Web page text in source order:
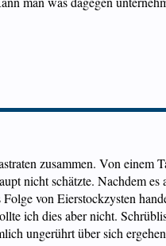
zusammen. Von einem
nicht schätzte. Nachdem
von Eierstockzysten
ich dies aber nicht.
ungerührt über sich